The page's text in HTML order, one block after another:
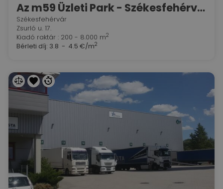
Az m59 Üzleti Park - Székesfehérváron
Székesfehérvár
Zsurló u. 17.
Kiadó raktár : 200 - 8.000 m2
Bérleti díj: 3.8 - 4.5 €/m2